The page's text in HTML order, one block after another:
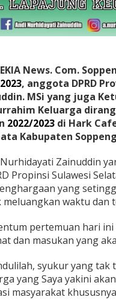
u
k
a
a
n
N
a
s
e
h
a
D
a
K
l
u
g
a
S
News. Com.
, anggota DPRD
MSi yang juga
Keluarga
2022/2023di Hark
Kabupaten
Nurhidayati Zainuddin
Propinsi Sulawesi
yang
waktu dan
pertemuan hari
dan masukan yang
syukur yang tak
yang Saya yakini
masyarakat